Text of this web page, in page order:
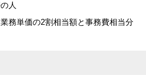
人
務単価の2割相当額と事務費相当分